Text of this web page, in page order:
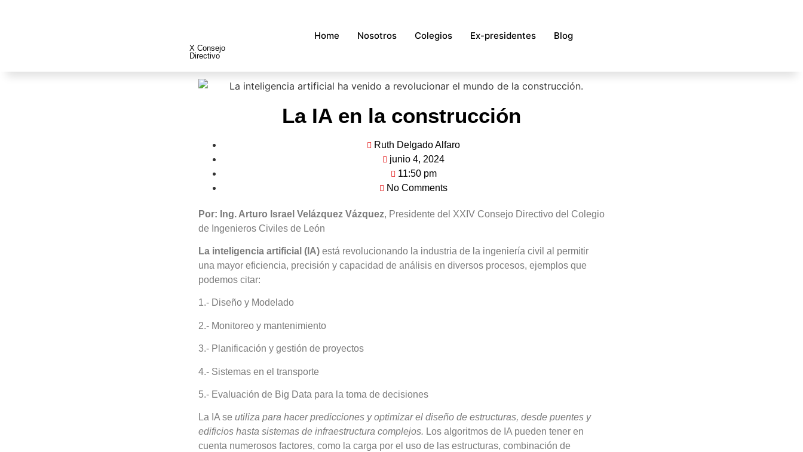
X Consejo
Directivo
Home Nosotros Colegios Ex-presidentes Blog
La IA en la construcción
Ruth Delgado Alfaro
junio 4, 2024
11:50 pm
No Comments
Por: Ing. Arturo Israel Velázquez Vázquez, Presidente del XXIV Consejo Directivo del Colegio
de Ingenieros Civiles de León
La inteligencia artificial (IA) está revolucionando la industria de la ingeniería civil al permitir
una mayor eficiencia, precisión y capacidad de análisis en diversos procesos, ejemplos que
podemos citar:
1.- Diseño y Modelado
2.- Monitoreo y mantenimiento
3.- Planificación y gestión de proyectos
4.- Sistemas en el transporte
5.- Evaluación de Big Data para la toma de decisiones
La IA se utiliza para hacer predicciones y optimizar el diseño de estructuras, desde puentes y
edificios hasta sistemas de infraestructura complejos. Los algoritmos de IA pueden tener en
cuenta numerosos factores, como la carga por el uso de las estructuras, combinación de